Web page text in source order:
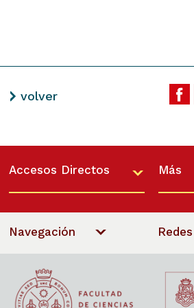
d) Perfeccionar al personal docente.
a) Trabajos de Investigación sobre
el fin de ser usados en los trabajos
c) Dictado de cursos para
sobre los aspectos teóricos o
volver
Accesos Directos Más
Navegación